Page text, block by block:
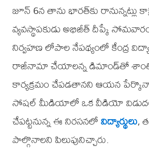
జూన్ 6న తాను భారత్‌కు రానున్నట్లు
వ్యవస్థాపకుడు అభిజీత్ దీప్కే
నిర్వహణ లోపాల నేపథ్యంలో కేంద్ర
రాజీనామా చేయాలన్న డిమాండ్‌తో
కార్యక్రమం చేపడతానని ఆయన
సోషల్ మీడియాలో ఒక వీడియో విడుదల
చేపట్టనున్న ఈ నిరసనలోవిద్యార్థులు,
పాల్గొనాలని పిలుపునిచ్చారు.